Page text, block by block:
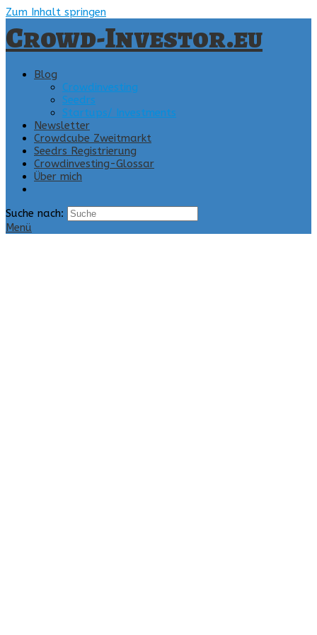
Zum Inhalt springen
Crowd-Investor.eu
Blog
Crowdinvesting
Seedrs
Startups/ Investments
Newsletter
Crowdcube Zweitmarkt
Seedrs Registrierung
Crowdinvesting-Glossar
Über mich
Suche nach:
Menü